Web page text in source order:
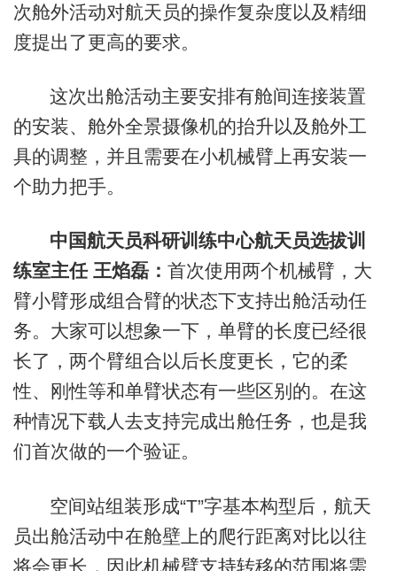
次舱外活动对航天员的操作复杂度以及精细
度提出了更高的要求。
这次出舱活动主要安排有舱间连接装置
的安装、舱外全景摄像机的抬升以及舱外工
具的调整，并且需要在小机械臂上再安装一
个助力把手。
中国航天员科研训练中心航天员选拔训
练室主任 王焰磊： 首次使用两个机械臂，大
臂小臂形成组合臂的状态下支持出舱活动任
务。大家可以想象一下，单臂的长度已经很
长了，两个臂组合以后长度更长，它的柔
性、刚性等和单臂状态有一些区别的。在这
种情况下载人去支持完成出舱任务，也是我
们首次做的一个验证。
空间站组装形成“T”字基本构型后，航天
员出舱活动中在舱壁上的爬行距离对比以往
将会更长，因此机械臂支持转移的范围将需